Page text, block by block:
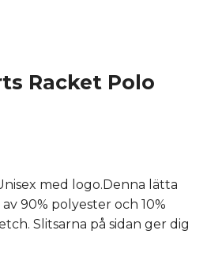
Racket Polo
med logo.Denna lätta
90% polyester och 10%
Slitsarna på sidan ger dig